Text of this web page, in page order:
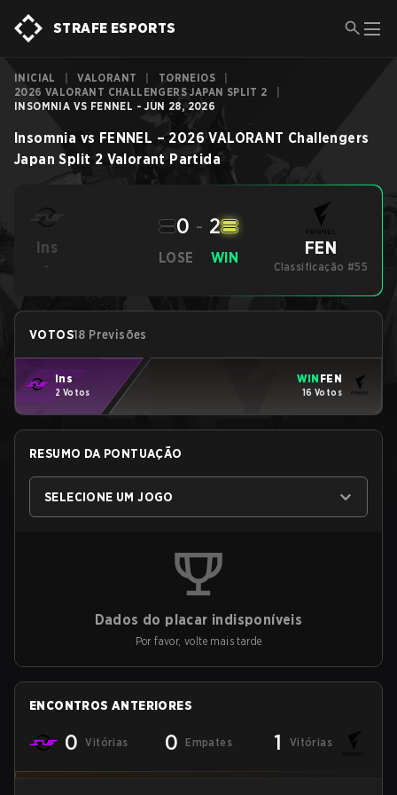
STRAFE ESPORTS
INICIAL VALORANT TORNEIOS
2026 VALORANT CHALLENGERS JAPAN SPLIT 2
INSOMNIA VS FENNEL - JUN 28, 2026
Insomnia vs FENNEL –2026 VALORANT Challengers
Japan Split 2 Valorant Partida
Ins
-
LOSE
0 - 2
WIN FEN
Classificação #55
VOTOS18 Previsões
Ins
2 Votos
WIN FEN
16 Votos
RESUMO DA PONTUAÇÃO
SELECIONE UM JOGO
Dados do placar indisponíveis
Por favor, volte mais tarde
ENCONTROS ANTERIORES
0 Vitórias 0 Empates 1 Vitórias